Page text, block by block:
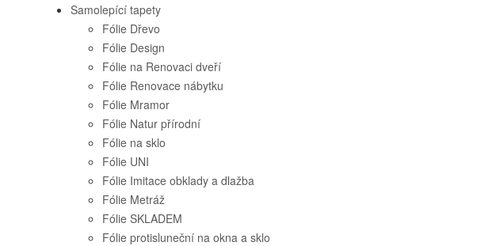
Samolepící tapety
Fólie Dřevo
Fólie Design
Fólie na Renovaci dveří
Fólie Renovace nábytku
Fólie Mramor
Fólie Natur přírodní
Fólie na sklo
Fólie UNI
Fólie Imitace obklady a dlažba
Fólie Metráž
Fólie SKLADEM
Fólie protisluneční na okna a sklo